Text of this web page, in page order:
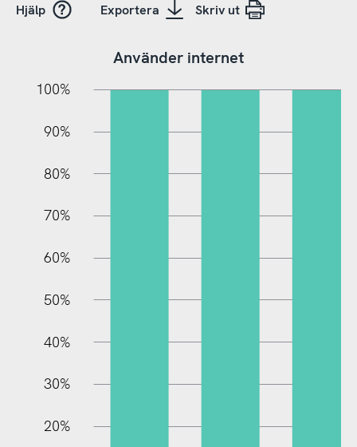
Hjälp Exportera Skriv ut
Använder internet
100%
100%
90%
80%
70%
60%
50%
40%
30%
20%